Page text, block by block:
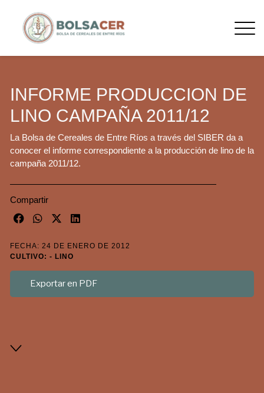
INFORME PRODUCCION DE
LINO CAMPAÑA 2011/12
La Bolsa de Cereales de Entre Ríos a través del SIBER da a
conocer el informe correspondiente a la producción de lino de la
campaña 2011/12.
Compartir
FECHA: 24 DE ENERO DE 2012
CULTIVO: - LINO
Exportar en PDF